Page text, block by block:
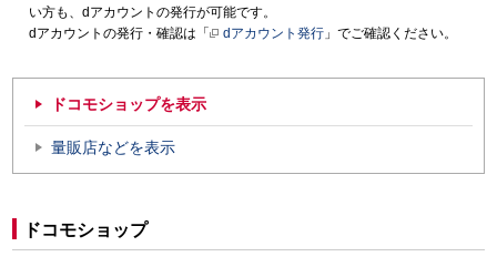
い方も、dアカウントの発行が可能です。
dアカウントの発行・確認は「
dアカウント発行 」でご確認ください。
ドコモショップを表示
量販店などを表示
ドコモショップ